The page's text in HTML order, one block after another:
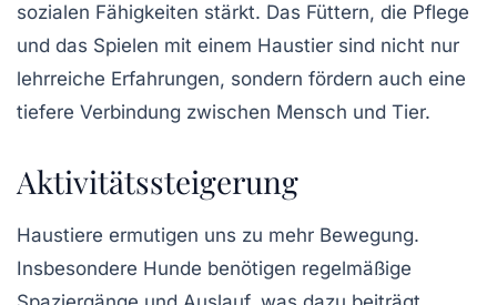
sozialen Fähigkeiten stärkt. Das Füttern, die Pflege
und das Spielen mit einem Haustier sind nicht nur
lehrreiche Erfahrungen, sondern fördern auch eine
tiefere Verbindung zwischen Mensch und Tier.
Aktivitätssteigerung
Haustiere ermutigen uns zu mehr Bewegung.
Insbesondere Hunde benötigen regelmäßige